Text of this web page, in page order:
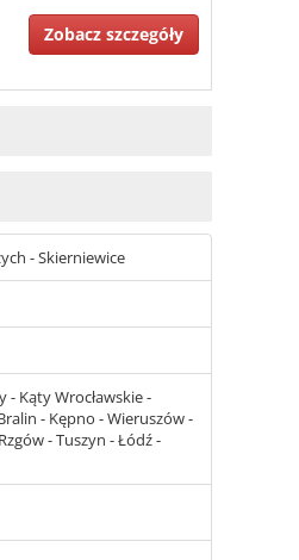
Zobacz szczegóły
- Skierniewice
- Kąty Wrocławskie -
- Kępno - Wieruszów -
- Tuszyn - Łódź -